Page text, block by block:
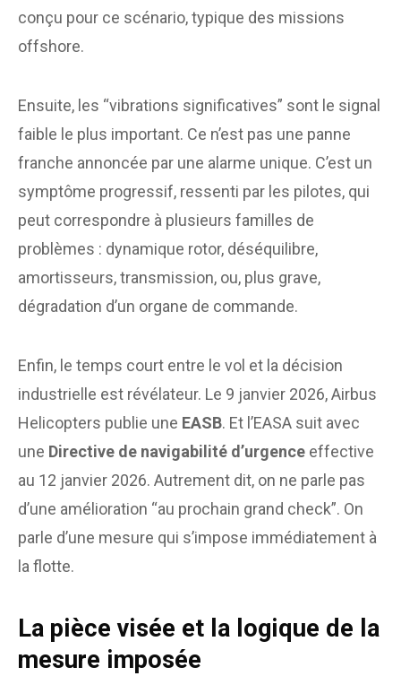
conçu pour ce scénario, typique des missions
offshore.
Ensuite, les “vibrations significatives” sont le signal
faible le plus important. Ce n’est pas une panne
franche annoncée par une alarme unique. C’est un
symptôme progressif, ressenti par les pilotes, qui
peut correspondre à plusieurs familles de
problèmes : dynamique rotor, déséquilibre,
amortisseurs, transmission, ou, plus grave,
dégradation d’un organe de commande.
Enfin, le temps court entre le vol et la décision
industrielle est révélateur. Le 9 janvier 2026, Airbus
Helicopters publie une EASB. Et l’EASA suit avec
une Directive de navigabilité d’urgence effective
au 12 janvier 2026. Autrement dit, on ne parle pas
d’une amélioration “au prochain grand check”. On
parle d’une mesure qui s’impose immédiatement à
la flotte.
La pièce visée et la logique de la
mesure imposée